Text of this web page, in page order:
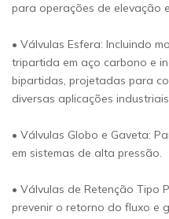
para operações de elevação
• Válvulas Esfera: Incluindo
tripartida em aço carbono e
bipartidas, projetadas para
diversas aplicações
• Válvulas Globo e Gaveta:
em sistemas de alta pressão.
• Válvulas de Retenção Tipo
prevenir o retorno do fluxo e